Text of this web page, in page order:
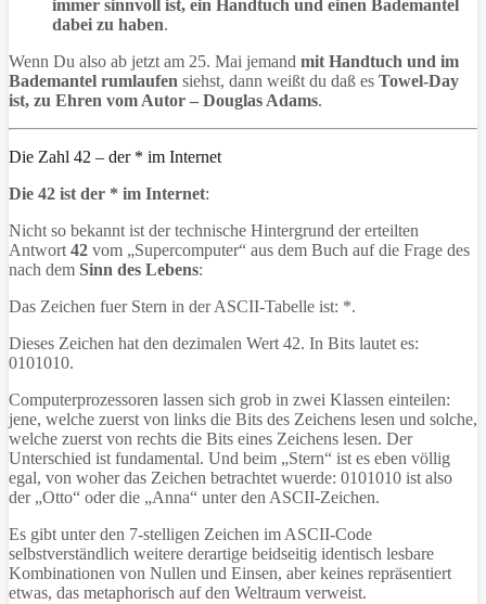
immer sinnvoll ist, ein Handtuch und einen Bademantel
dabei zu haben.
Wenn Du also ab jetzt am 25. Mai jemand mit Handtuch und im
Bademantel rumlaufen siehst, dann weißt du daß es Towel-Day
ist, zu Ehren vom Autor – Douglas Adams.
Die Zahl 42 – der * im Internet
Die 42 ist der * im Internet:
Nicht so bekannt ist der technische Hintergrund der erteilten
Antwort 42 vom „Supercomputer“ aus dem Buch auf die Frage des
nach dem Sinn des Lebens:
Das Zeichen fuer Stern in der ASCII-Tabelle ist: *.
Dieses Zeichen hat den dezimalen Wert 42. In Bits lautet es:
0101010.
Computerprozessoren lassen sich grob in zwei Klassen einteilen:
jene, welche zuerst von links die Bits des Zeichens lesen und solche,
welche zuerst von rechts die Bits eines Zeichens lesen. Der
Unterschied ist fundamental. Und beim „Stern“ ist es eben völlig
egal, von woher das Zeichen betrachtet wuerde: 0101010 ist also
der „Otto“ oder die „Anna“ unter den ASCII-Zeichen.
Es gibt unter den 7-stelligen Zeichen im ASCII-Code
selbstverständlich weitere derartige beidseitig identisch lesbare
Kombinationen von Nullen und Einsen, aber keines repräsentiert
etwas, das metaphorisch auf den Weltraum verweist.